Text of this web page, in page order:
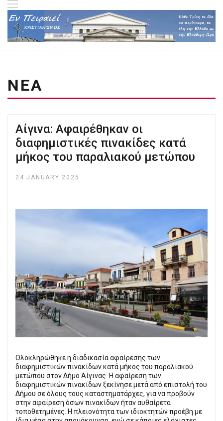
ΝΕΑ
Aίγινα: Αφαιρέθηκαν οι
διαφημιστικές πινακίδες κατά
μήκος του παραλιακού μετώπου
24 JANUARY 2025
Ολοκληρώθηκε η διαδικασία αφαίρεσης των
διαφημιστικών πινακίδων κατά μήκος του παραλιακού
μετώπου στον Δήμο Αίγινας. Η αφαίρεση των
διαφημιστικών πινακίδων ξεκίνησε μετά από επιστολή του
Δήμου σε όλους τους καταστηματάρχες, για να προβούν
στην αφαίρεση όσων πινακίδων ήταν αυθαίρετα
τοποθετημένες. Η πλειονότητα των ιδιοκτητών προέβη με